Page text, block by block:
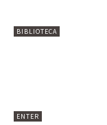
BIBLIOTECA
ENTER